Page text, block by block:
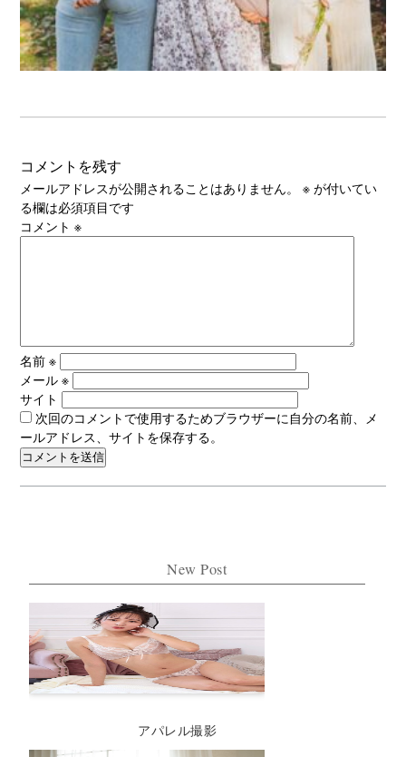
コメントを残す
メールアドレスが公開されることはありません。 ※ が付いてい
る欄は必須項目です
コメント※
名前※
メール※
サイト
次回のコメントで使用するためブラウザーに自分の名前、メ
ールアドレス、サイトを保存する。
New Post
アパレル撮影